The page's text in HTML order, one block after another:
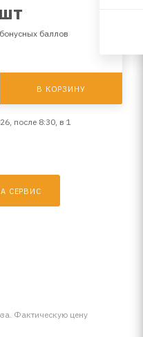
баллов
В КОРЗИНУ
после 8:30, в 1
СЕРВИС
Фактическую цену